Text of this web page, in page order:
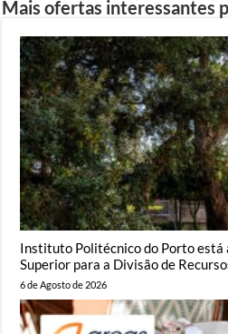
Mais ofertas interessantes
Instituto Politécnico do Porto está
Superior para a Divisão de
6 de Agosto de 2026